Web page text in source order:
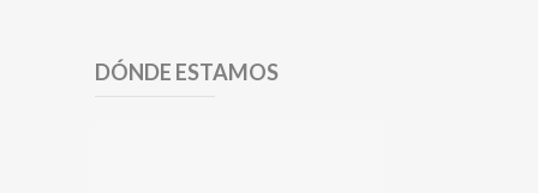
DÓNDE ESTAMOS